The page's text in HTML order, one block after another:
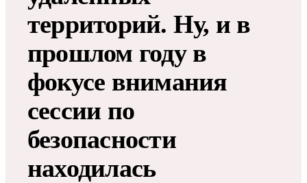
территорий. Ну, и в
прошлом году в
фокусе внимания
сессии по
безопасности
находилась